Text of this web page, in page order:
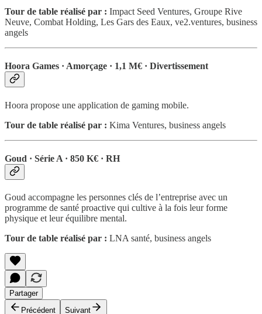
Tour de table réalisé par : Impact Seed Ventures, Groupe Rive
Neuve, Combat Holding, Les Gars des Eaux, ve2.ventures, business
angels
Hoora Games · Amorçage · 1,1 M€ · Divertissement
Hoora propose une application de gaming mobile.
Tour de table réalisé par : Kima Ventures, business angels
Goud · Série A · 850 K€ · RH
Goud accompagne les personnes clés de l’entreprise avec un
programme de santé proactive qui cultive à la fois leur forme
physique et leur équilibre mental.
Tour de table réalisé par : LNA santé, business angels
Partager
Précédent
Suivant